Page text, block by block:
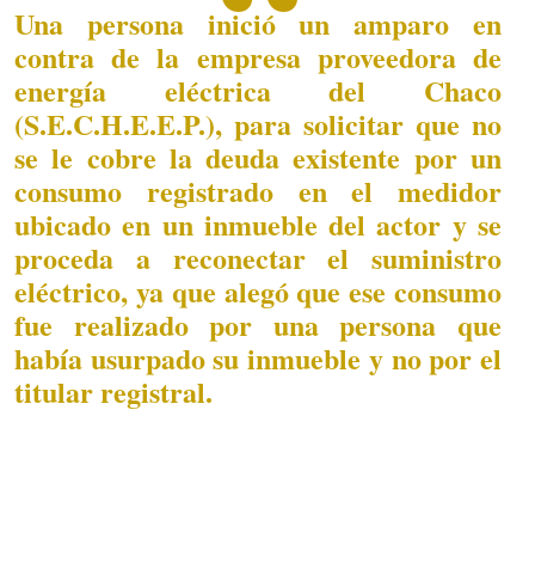
Una persona inició un amparo en
contra de la empresa proveedora de
energía eléctrica del Chaco
(S.E.C.H.E.E.P.), para solicitar que no
se le cobre la deuda existente por un
consumo registrado en el medidor
ubicado en un inmueble del actor y se
proceda a reconectar el suministro
eléctrico, ya que alegó que ese consumo
fue realizado por una persona que
había usurpado su inmueble y no por el
titular registral.